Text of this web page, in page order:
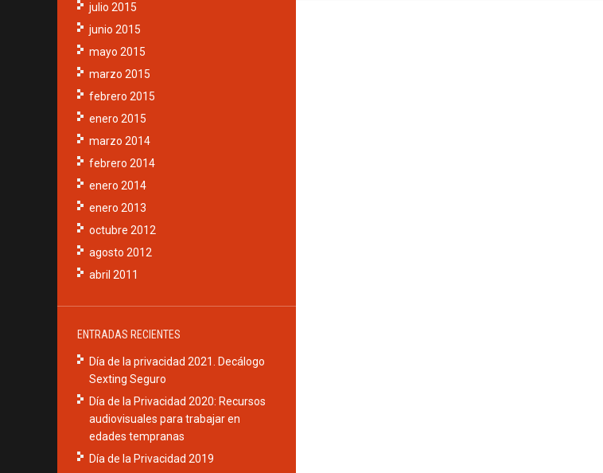
julio 2015
junio 2015
mayo 2015
marzo 2015
febrero 2015
enero 2015
marzo 2014
febrero 2014
enero 2014
enero 2013
octubre 2012
agosto 2012
abril 2011
ENTRADAS RECIENTES
Día de la privacidad 2021. Decálogo
Sexting Seguro
Día de la Privacidad 2020: Recursos
audiovisuales para trabajar en
edades tempranas
Día de la Privacidad 2019